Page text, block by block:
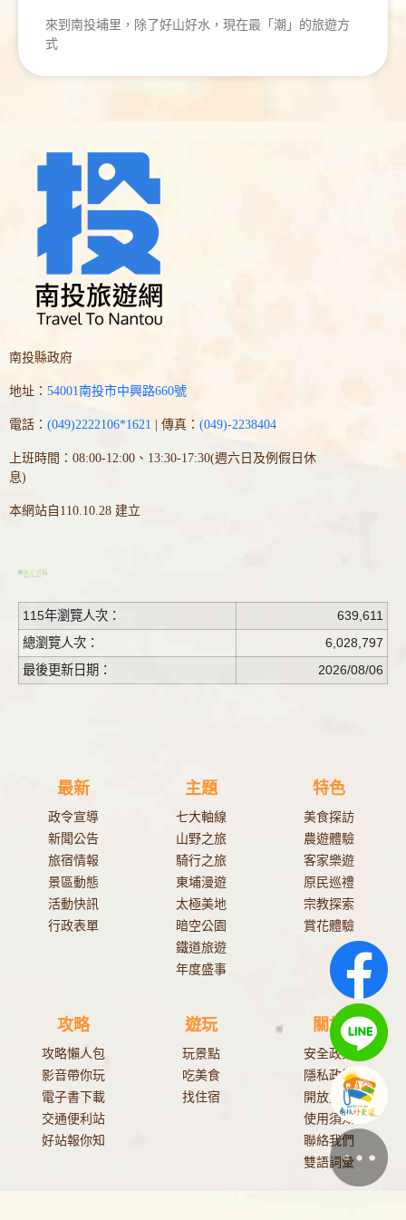
來到南投埔里，除了好山好水，現在最「潮」的旅遊方
式
南投縣政府
地址： 54001南投市中興路660號
電話： (049)2222106*1621 | 傳真： (049)-2238404
上班時間：08:00-12:00、13:30-17:30(週六日及例假日休
息)
本網站自110.10.28 建立
115年瀏覽人次：
639,611
總瀏覽人次：
6,028,797
最後更新日期：
2026/08/06
最新
政令宣導
新聞公告
旅宿情報
景區動態
活動快訊
行政表單
主題
七大軸線
山野之旅
騎行之旅
東埔漫遊
太極美地
暗空公園
鐵道旅遊
年度盛事
特色
美食探訪
農遊體驗
客家樂遊
原民巡禮
宗教探索
賞花體驗
攻略
攻略懶人包
影音帶你玩
電子書下載
交通便利站
好站報你知
遊玩
玩景點
吃美食
找住宿
關於
安全政策
隱私政策
開放資料
使用須知
聯絡我們
雙語詞彙